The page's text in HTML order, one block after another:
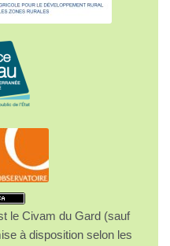
le Civam du Gard (sauf
à disposition selon les